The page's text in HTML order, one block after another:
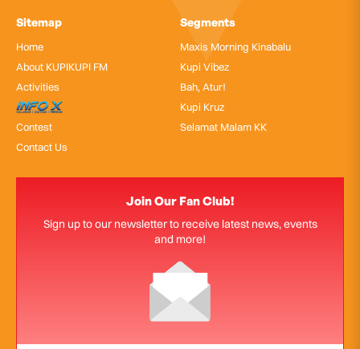
Sitemap
Home
About KUPIKUPI FM
Activities
InfoX
Contest
Contact Us
Segments
Maxis Morning Kinabalu
Kupi Vibez
Bah, Atur!
Kupi Kruz
Selamat Malam KK
Join Our Fan Club!
Sign up to our newsletter to receive latest news, events
and more!